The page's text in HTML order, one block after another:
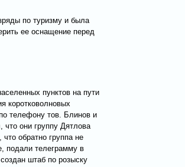
по туризму и была
ее оснащение перед
пунктов на пути
коротковолновых
телефону тов. Блинов и
что они группу Дятлова
обратно группа не
подали телеграмму в
штаб по розыску